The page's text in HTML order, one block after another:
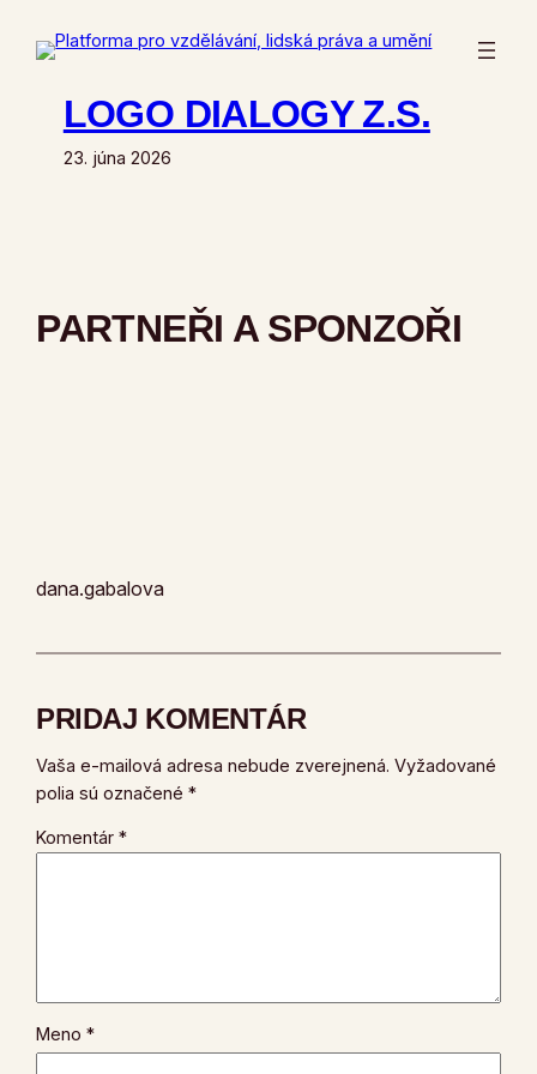
LOGO DIALOGY Z.S.
23. júna 2026
PARTNEŘI A SPONZOŘI
dana.gabalova
PRIDAJ KOMENTÁR
Vaša e-mailová adresa nebude zverejnená. Vyžadované
polia sú označené*
Komentár*
Meno*